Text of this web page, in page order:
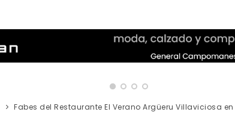
Fabes del Restaurante El Verano Argüeru Villaviciosa